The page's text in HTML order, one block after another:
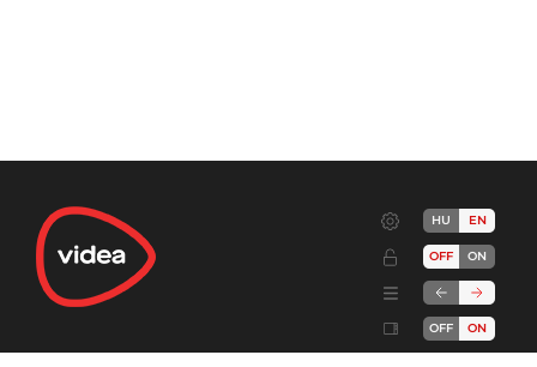
HU EN
OFF ON
OFF ON